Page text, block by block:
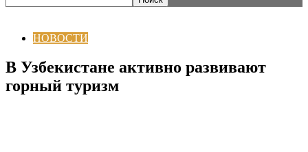
НОВОСТИ
В Узбекистане активно развивают
горный туризм